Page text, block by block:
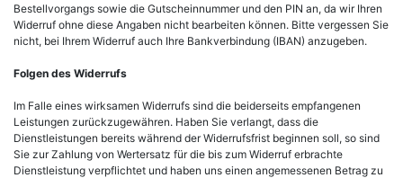
Bestellvorgangs sowie die Gutscheinnummer und den PIN an, da wir Ihren
Widerruf ohne diese Angaben nicht bearbeiten können. Bitte vergessen Sie
nicht, bei Ihrem Widerruf auch Ihre Bankverbindung (IBAN) anzugeben.
Folgen des Widerrufs
Im Falle eines wirksamen Widerrufs sind die beiderseits empfangenen
Leistungen zurückzugewähren. Haben Sie verlangt, dass die
Dienstleistungen bereits während der Widerrufsfrist beginnen soll, so sind
Sie zur Zahlung von Wertersatz für die bis zum Widerruf erbrachte
Dienstleistung verpflichtet und haben uns einen angemessenen Betrag zu